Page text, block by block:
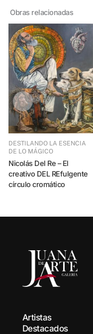
Obras relacionadas
DESTILANDO LA ESENCIA
DE LO MÁGICO
Nicolás Del Re – El
creativo DEL REfulgente
círculo cromático
Artistas
Destacados